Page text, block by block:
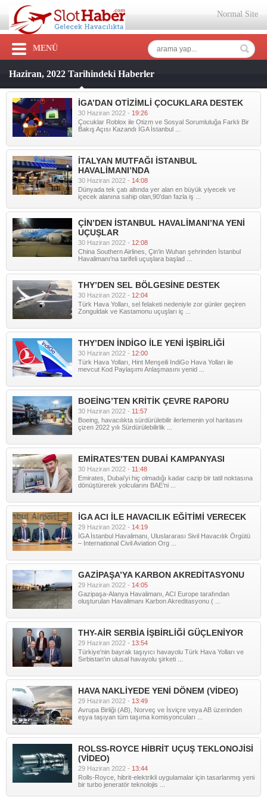
Normal Site
MENÜ
Haziran, 2022 Tarihindeki Haberler
İGA’DAN OTİZİMLİ ÇOCUKLARA DESTEK
30 Haziran 2022 - 19:26
Çocuklar Roblox ile Otizm ve Sosyal Sorumluluğa Farklı Bir
Bakış Açısı Kazandı İGA İstanbul ...
İTALYAN MUTFAĞI İSTANBUL
HAVALİMANI’NDA
30 Haziran 2022 - 14:08
Dünyada tek çatı altında yer alan en büyük yiyecek ve
içecek alanına sahip olan,90’dan fazla iş ...
ÇİN’DEN İSTANBUL HAVALİMANI’NA YENİ
UÇUŞLAR
30 Haziran 2022 - 12:08
China Southern Airlines, Çin'in Wuhan şehrinden İstanbul
Havalimanı'na tarifeli uçuşlara başlad ...
THY’DEN SEL BÖLGESİNE DESTEK
30 Haziran 2022 - 12:04
Türk Hava Yolları, sel felaketi nedeniyle zor günler geçiren
Zonguldak ve Kastamonu uçuşları iç ...
THY’DEN İNDİGO İLE YENİ İŞBİRLİĞİ
30 Haziran 2022 - 12:00
Türk Hava Yolları, Hint Menşeili IndiGo Hava Yolları ile
mevcut Kod Paylaşımı Anlaşmasını yenid ...
BOEİNG’TEN KRİTİK ÇEVRE RAPORU
30 Haziran 2022 - 11:57
Boeing, havacılıkta sürdürülebilir ilerlemenin yol haritasını
çizen 2022 yılı Sürdürülebilirlik ...
EMİRATES’TEN DUBAİ KAMPANYASI
30 Haziran 2022 - 11:48
Emirates, Dubai’yi hiç olmadığı kadar cazip bir tatil noktasına
dönüştürerek yolcularını BAE’ni ...
İGA ACI İLE HAVACILIK EĞİTİMİ VERECEK
29 Haziran 2022 - 14:19
İGA İstanbul Havalimanı, Uluslararası Sivil Havacılık Örgütü
– International Civil Aviation Org ...
GAZİPAŞA’YA KARBON AKREDİTASYONU
29 Haziran 2022 - 14:05
Gazipaşa-Alanya Havalimanı, ACI Europe tarafından
oluşturulan Havalimanı Karbon Akreditasyonu ( ...
THY-AİR SERBİA İŞBİRLİĞİ GÜÇLENİYOR
29 Haziran 2022 - 13:54
Türkiye'nin bayrak taşıyıcı havayolu Türk Hava Yolları ve
Sırbistan'ın ulusal havayolu şirketi ...
HAVA NAKLİYEDE YENİ DÖNEM (VİDEO)
29 Haziran 2022 - 13:49
Avrupa Birliği (AB), Norveç ve İsviçre veya AB üzerinden
eşya taşıyan tüm taşıma komisyoncuları ...
ROLSS-ROYCE HİBRİT UÇUŞ TEKLONOJİSİ
(VİDEO)
29 Haziran 2022 - 13:44
Rolls-Royce, hibrit-elektrikli uygulamalar için tasarlanmış yeni
bir turbo jeneratör teknolojis ...